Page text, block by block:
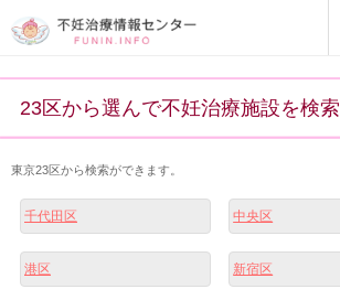
23区から選んで不妊治療施設を検索
東京23区から検索ができます。
千代田区 中央区
港区 新宿区